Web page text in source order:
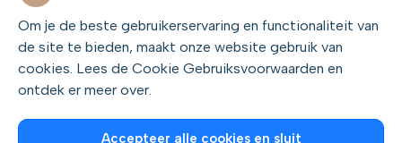
Om je de beste gebruikerservaring en functionaliteit van
de site te bieden, maakt onze website gebruik van
cookies. Lees de Cookie Gebruiksvoorwaarden en
ontdek er meer over.
Accepteer alle cookies en sluit
maandag - zondag
08:00 h – 22:00 h